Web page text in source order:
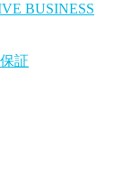
BUSINESS
証